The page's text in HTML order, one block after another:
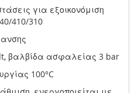
για εξοικονόμιση
410/310
βαλβίδα ασφαλείας 3 bar
100°C